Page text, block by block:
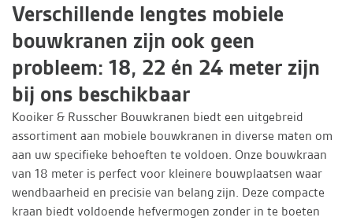
Verschillende lengtes mobiele
bouwkranen zijn ook geen
probleem: 18, 22 én 24 meter zijn
bij ons beschikbaar
Kooiker & Russcher Bouwkranen biedt een uitgebreid
assortiment aan mobiele bouwkranen in diverse maten om
aan uw specifieke behoeften te voldoen. Onze bouwkraan
van 18 meter is perfect voor kleinere bouwplaatsen waar
wendbaarheid en precisie van belang zijn. Deze compacte
kraan biedt voldoende hefvermogen zonder in te boeten